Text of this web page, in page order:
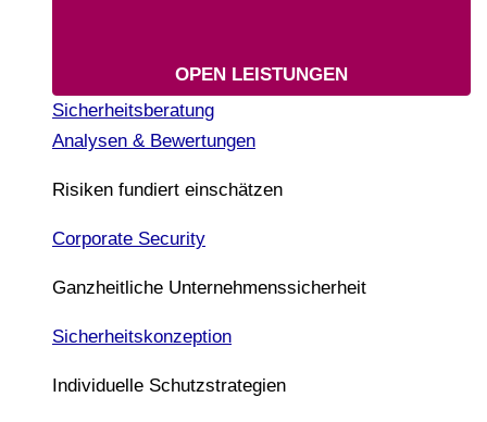
OPEN LEISTUNGEN
Sicherheitsberatung
Analysen & Bewertungen
Risiken fundiert einschätzen
Corporate Security
Ganzheitliche Unternehmenssicherheit
Sicherheitskonzeption
Individuelle Schutzstrategien